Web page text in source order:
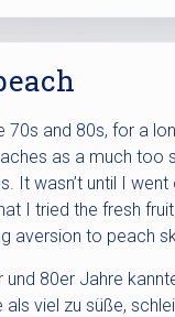
70s and 80s, for a
as a much too
It wasn’t until I
I tried the fresh
aversion to peach
und 80er Jahre
als viel zu süße,